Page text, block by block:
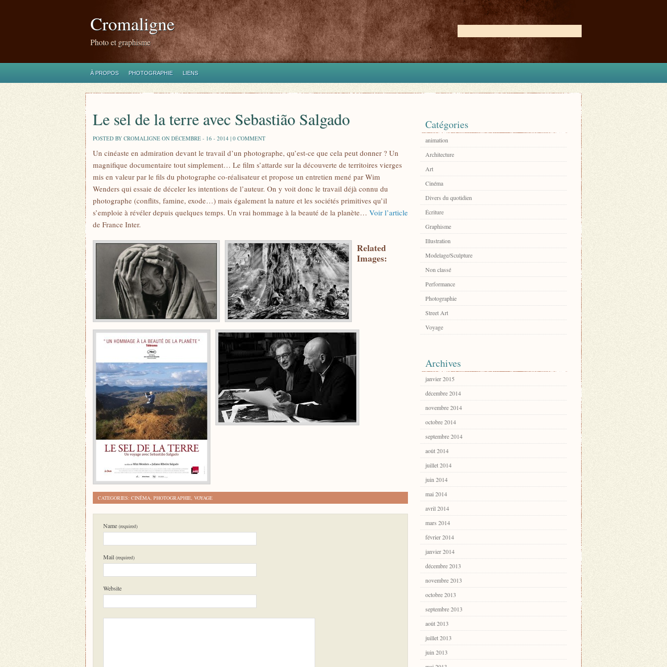
Cromaligne
Photo et graphisme
À PROPOS PHOTOGRAPHIE LIENS
Le sel de la terre avec Sebastião Salgado
POSTED BY CROMALIGNE ON DÉCEMBRE - 16 - 2014 | 0 COMMENT
Un cinéaste en admiration devant le travail d’un photographe, qu’est-ce que cela peut donner ? Un
magnifique documentaire tout simplement… Le film s’attarde sur la découverte de territoires vierges
mis en valeur par le fils du photographe co-réalisateur et propose un entretien mené par Wim
Wenders qui essaie de déceler les intentions de l’auteur. On y voit donc le travail déjà connu du
photographe (conflits, famine, exode…) mais également la nature et les sociétés primitives qu’il
s’emploie à révéler depuis quelques temps. Un vrai hommage à la beauté de la planète… Voir l’article
de France Inter.
Related
Images:
CATEGORIES: CINÉMA, PHOTOGRAPHIE, VOYAGE
Name (required)
Mail (required)
Website
Catégories
animation
Architecture
Art
Cinéma
Divers du quotidien
Écriture
Graphisme
Illustration
Modelage/Sculpture
Non classé
Performance
Photographie
Street Art
Voyage
Archives
janvier 2015
décembre 2014
novembre 2014
octobre 2014
septembre 2014
août 2014
juillet 2014
juin 2014
mai 2014
avril 2014
mars 2014
février 2014
janvier 2014
décembre 2013
novembre 2013
octobre 2013
septembre 2013
août 2013
juillet 2013
juin 2013